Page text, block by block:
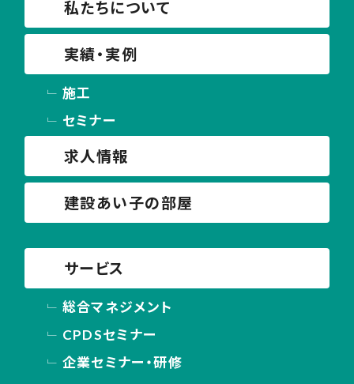
私たちについて
実績・実例
施工
セミナー
求人情報
建設あい子の部屋
サービス
総合マネジメント
CPDSセミナー
企業セミナー・研修